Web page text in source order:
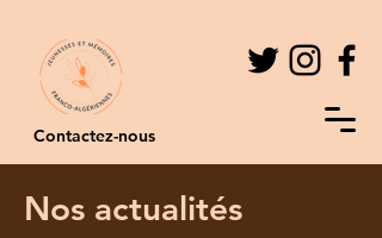
Contactez-nous
Nos actualités